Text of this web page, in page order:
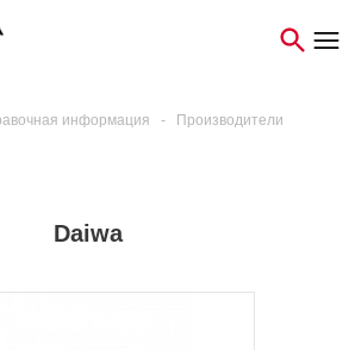
информация - Производители
Daiwa